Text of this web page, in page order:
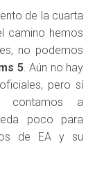
de la cuarta
camino hemos
no podemos
5. Aún no hay
pero sí
contamos a
poco para
de EA y su